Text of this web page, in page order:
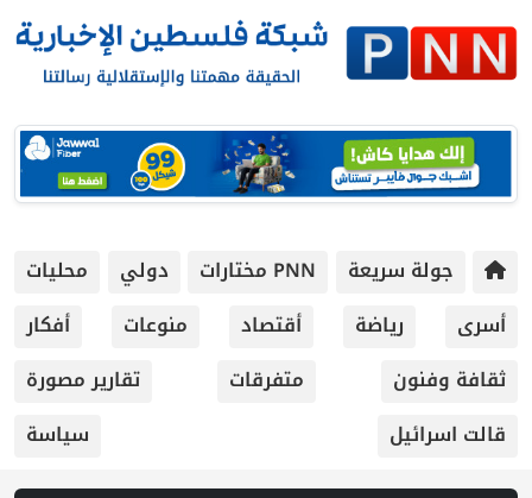
جولة سريعة PNN مختارات دولي
محليات
أسرى
رياضة أقتصاد منوعات
أفكار
ثقافة وفنون
متفرقات
تقارير مصورة
قالت اسرائيل
سياسة